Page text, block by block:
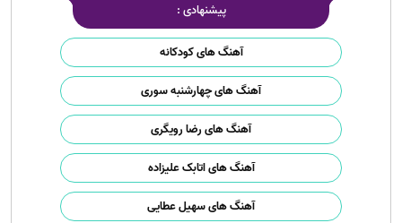
پیشنهادی :
آهنگ های کودکانه
آهنگ های چهارشنبه سوری
آهنگ های رضا رویگری
آهنگ های اتابک علیزاده
آهنگ های سهیل عطایی